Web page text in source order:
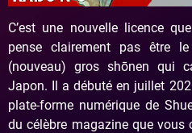
C’est une nouvelle licence
pense clairement pas être
(nouveau) gros shōnen qui
Japon. Il a débuté en juillet
plate-forme numérique de
du célèbre magazine que vous